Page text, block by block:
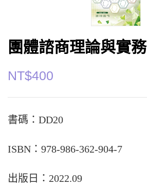
團體諮商理論與實務
NT$400
書碼：DD20
ISBN：978-986-362-904-7
出版日：2022.09